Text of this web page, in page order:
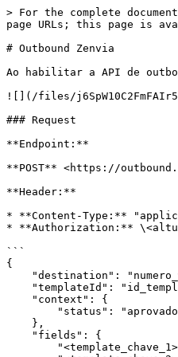
> For the complete documentation index, see [llms.txt](https://docs.altu.d1.cx/llms.txt). Markdown versions of documentation pages are available by appending `.md` to page URLs; this page is available as [Markdown](https://docs.altu.d1.cx/connect/apis/outbound/zenvia.md).

# Outbound Zenvia

Ao habilitar a API de outbound é gerado um endpoint e um token, que serão utilizados para realizar o envio das mensagens de outbound.

![](/files/j6SpW10C2FmFAIr5EUzd)

### Request

**Endpoint:**

**POST** <https://outbound.ms.altubots.com/zenvia/\\><slug>/\<id\_integracao>

**Header:**

* **Content-Type:** "application/json"
* **Authorization:** \<altu token>

```
{
    "destination": "numero_whatsapp_destino",
    "templateId": "id_template",
    "context": {
        "status": "aprovado"
    },
    "fields": {
        "<template_chave_1>": "<template_valor_1>",
        "<template_chave_2>": "<template_valor_2>",
        "...": "...",
        "<template_chave_n>": "<template_valor_n>"
    },
    "externalId": "seu_id_mensagem",
    "restartContact": false | true,
    "inactivityTime": 0
}
```

**Atributos:**

* **destination (obrigatório):** o número de WhatsApp que irá receber a mensagem
* **templateId (obrigatório):** o ID do template
* **context (opcional)**: variáveis que serão salvas no contexto do usuário
* **fields (opcional):** os campos disponíveis para serem usados ​​no template. Este atributo deve ser um objeto com chaves e valores
* **externalId (opcional):** identificador único